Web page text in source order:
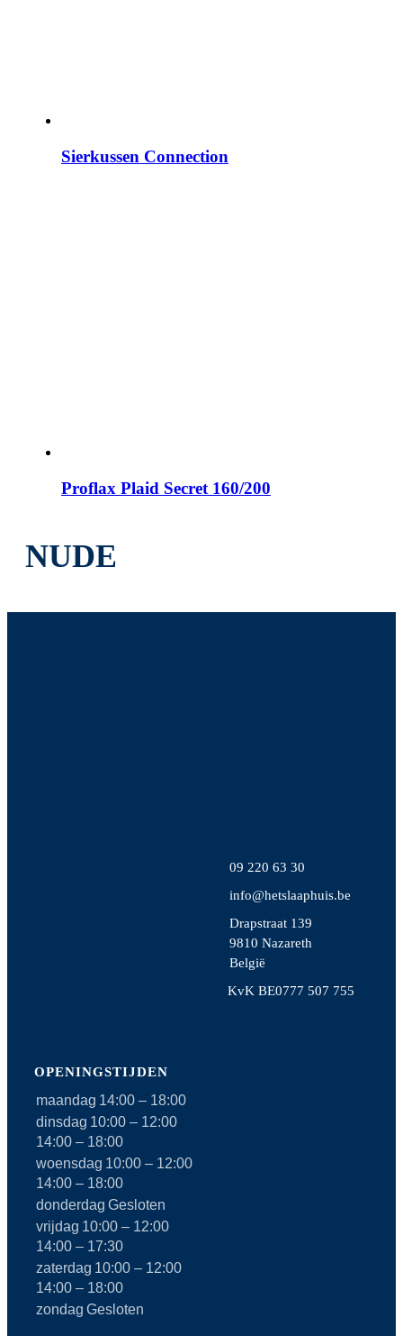
Sierkussen Connection
Proflax Plaid Secret 160/200
NUDE
09 220 63 30
info@hetslaaphuis.be
Drapstraat 139
9810 Nazareth
België
KvK BE0777 507 755
OPENINGSTIJDEN
maandag 14:00 – 18:00
dinsdag 10:00 – 12:00
14:00 – 18:00
woensdag 10:00 – 12:00
14:00 – 18:00
donderdag Gesloten
vrijdag 10:00 – 12:00
14:00 – 17:30
zaterdag 10:00 – 12:00
14:00 – 18:00
zondag Gesloten